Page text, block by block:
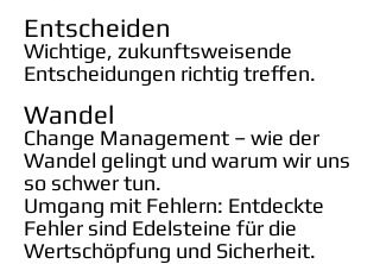
Entscheiden
Wichtige, zukunftsweisende
Entscheidungen richtig treffen.
Wandel
Change Management – wie der
Wandel gelingt und warum wir uns
so schwer tun.
Umgang mit Fehlern: Entdeckte
Fehler sind Edelsteine für die
Wertschöpfung und Sicherheit.